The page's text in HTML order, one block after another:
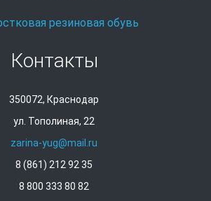
резиновая обувь
Контакты
350072, Краснодар
ул. Тополиная, 22
zarina-yug@mail.ru
8 (861) 212 92 35
8 800 333 80 82